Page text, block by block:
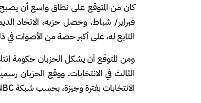
كان من المتوقع على نطاق واسع أن يصبح
فبراير/ شباط. وحصل حزبه، الاتحاد
التابع له، على أكبر حصة من الأصوات في
ومن المتوقع أن يشكل الحزبان حكومة
الثالث في الانتخابات. ووقع الحزبان
الانتخابات بفترة وجيزة، بحسب شبكة CNBC.